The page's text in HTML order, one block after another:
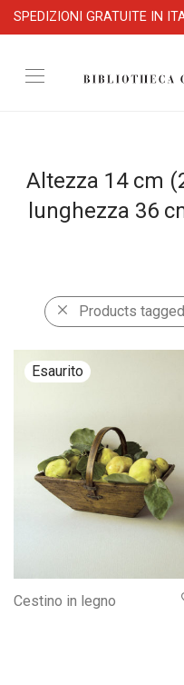
Altezza 14 cm
lunghezza 36
Products tagged
Cestino in legno